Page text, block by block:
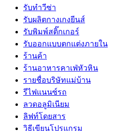
รับทำวีซ่า
รับผลิตกางเกงยีนส์
รับพิมพ์สติ๊กเกอร์
รับออกแบบตกแต่งภายใน
ร้านค้า
ร้านอาหารคาเฟ่หัวหิน
รายชื่อบริษัทแม่บ้าน
รีไฟแนนซ์รถ
ลวดอลูมิเนียม
ลิฟท์โดยสาร
วิธีเขียนโปรแกรม